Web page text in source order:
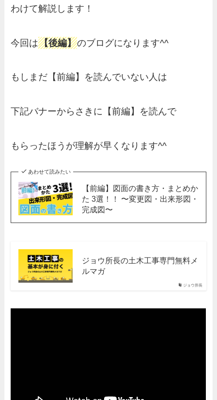
わけて解説します！
今回は【後編】のブログになります^^
もしまだ【前編】を読んでいない人は
下記バナーからさきに【前編】を読んで
もらったほうが理解が早くなります^^
あわせて読みたい
【前編】図面の書き方・まとめか
た 3選！！ 〜変更図・出来形図・
完成図〜
ジョウ所長
ジョウ所長の土木工事専門無料メ
ルマガ